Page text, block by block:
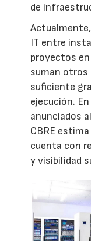
de
IT entre
proyectos
suman otros
suficiente
ejecución.
anunciados
CBRE
cuenta con
y visibilidad